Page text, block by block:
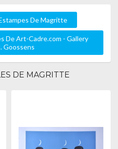
De Magritte
De Art-Cadre.com - Gallery
Goossens
DE MAGRITTE